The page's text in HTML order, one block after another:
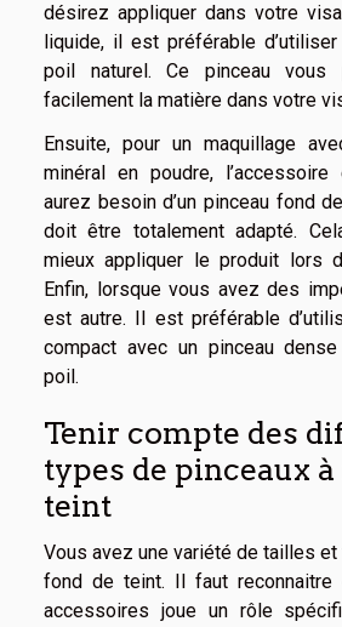
désirez appliquer dans votre
liquide, il est préférable
poil naturel. Ce pinceau
facilement la matière dans votre
Ensuite, pour un maquillage
minéral en poudre,
aurez besoin d’un pinceau fond
doit être totalement adapté.
mieux appliquer le produit lors
Enfin, lorsque vous avez des
est autre. Il est préférable
compact avec un pinceau
poil.
Tenir compte des
types de pinceaux à
teint
Vous avez une variété de tailles
fond de teint. Il faut reconnaitre
accessoires joue un rôle